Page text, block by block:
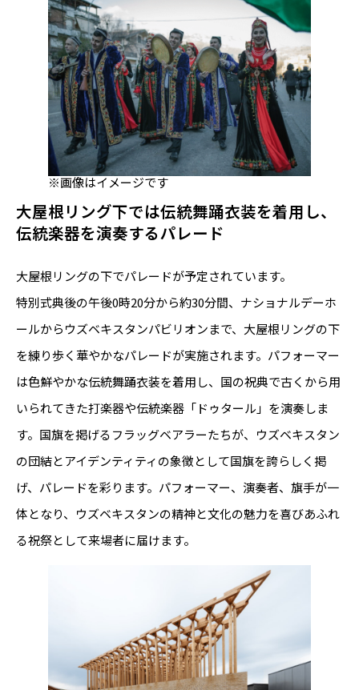
※画像はイメージです
大屋根リング下では伝統舞踊衣装を着用し、
伝統楽器を演奏するパレード
大屋根リングの下でパレードが予定されています。
特別式典後の午後0時20分から約30分間、ナショナルデーホ
ールからウズベキスタンパビリオンまで、大屋根リングの下
を練り歩く華やかなパレードが実施されます。パフォーマー
は色鮮やかな伝統舞踊衣装を着用し、国の祝典で古くから用
いられてきた打楽器や伝統楽器「ドゥタール」を演奏しま
す。国旗を掲げるフラッグベアラーたちが、ウズベキスタン
の団結とアイデンティティの象徴として国旗を誇らしく掲
げ、パレードを彩ります。パフォーマー、演奏者、旗手が一
体となり、ウズベキスタンの精神と文化の魅力を喜びあふれ
る祝祭として来場者に届けます。